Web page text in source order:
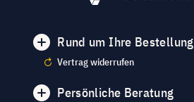
Rund um Ihre Bestellung
Vertrag widerrufen
Persönliche Beratung